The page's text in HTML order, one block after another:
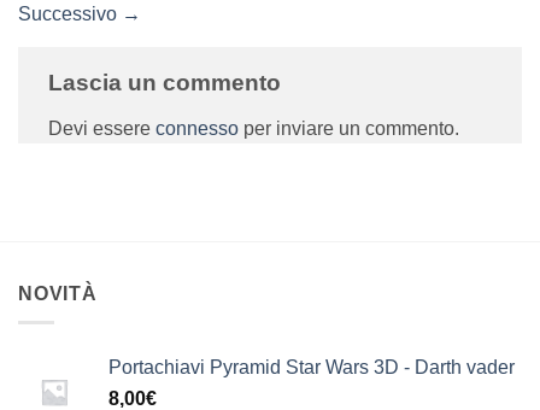
Successivo →
Lascia un commento
Devi essere connesso per inviare un commento.
NOVITÀ
Portachiavi Pyramid Star Wars 3D - Darth vader
8,00€